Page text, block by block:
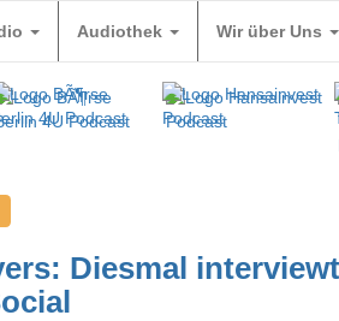
Audiothek Wir über Uns
Diesmal